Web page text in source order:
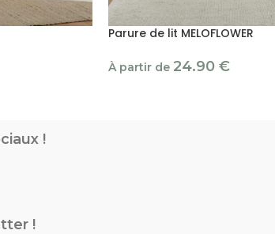
Parure de lit MELOFLOWER
À partir de 24.90 €
!
!